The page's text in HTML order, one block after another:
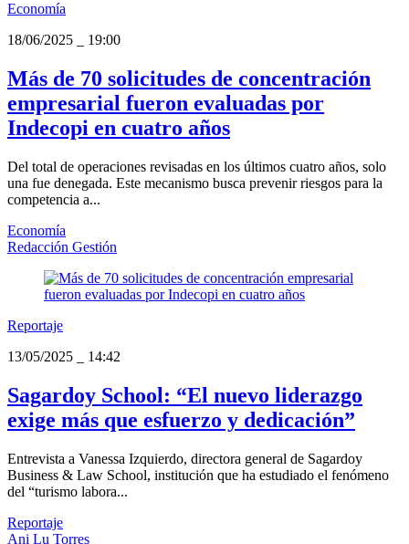
Economía
18/06/2025
19:00
Más de 70 solicitudes de concentración
empresarial fueron evaluadas por
Indecopi en cuatro años
Del total de operaciones revisadas en los últimos cuatro años, solo
una fue denegada. Este mecanismo busca prevenir riesgos para la
competencia a...
Economía
Redacción Gestión
Reportaje
13/05/2025
14:42
Sagardoy School: “El nuevo liderazgo
exige más que esfuerzo y dedicación”
Entrevista a Vanessa Izquierdo, directora general de Sagardoy
Business & Law School, institución que ha estudiado el fenómeno
del “turismo labora...
Reportaje
Ani Lu Torres